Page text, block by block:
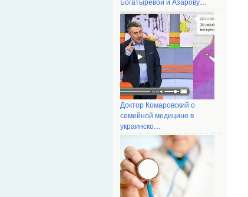
Доктор Комаровский о
семейной медицине в
украинско…